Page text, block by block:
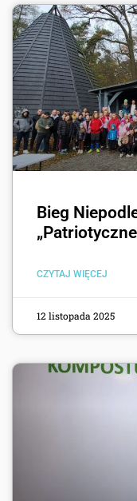
Bieg
CZYTAJ WIĘCEJ
12 listopada 2025